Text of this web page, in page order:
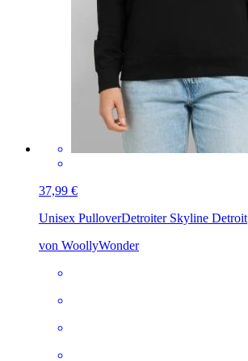
37,99 €
Unisex PulloverDetroiter Skyline Detroit
von WoollyWonder